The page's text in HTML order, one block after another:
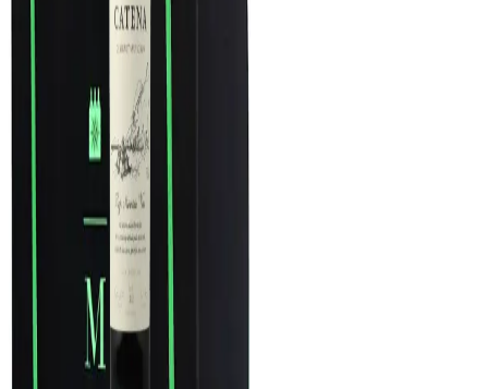
Adriana Caruso
Embalagens, Brasil
Suckling
Catena Cabernet
Sauvignon 2024 (Catena
Bodega y Viñedos)